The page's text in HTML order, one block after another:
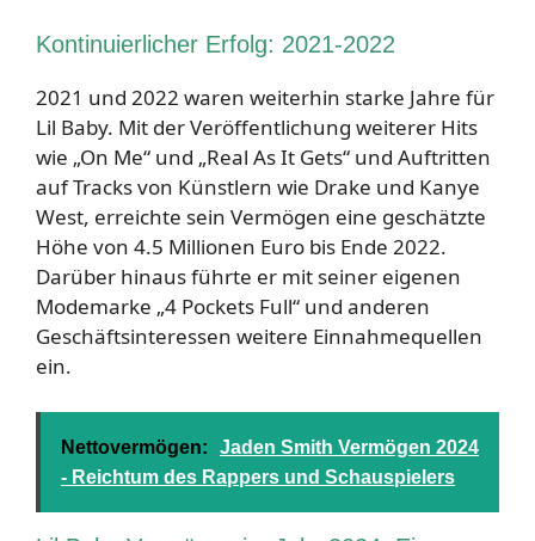
Kontinuierlicher Erfolg: 2021-2022
2021 und 2022 waren weiterhin starke Jahre für
Lil Baby. Mit der Veröffentlichung weiterer Hits
wie „On Me“ und „Real As It Gets“ und Auftritten
auf Tracks von Künstlern wie Drake und Kanye
West, erreichte sein Vermögen eine geschätzte
Höhe von 4.5 Millionen Euro bis Ende 2022.
Darüber hinaus führte er mit seiner eigenen
Modemarke „4 Pockets Full“ und anderen
Geschäftsinteressen weitere Einnahmequellen
ein.
Nettovermögen:
Jaden Smith Vermögen 2024
- Reichtum des Rappers und Schauspielers